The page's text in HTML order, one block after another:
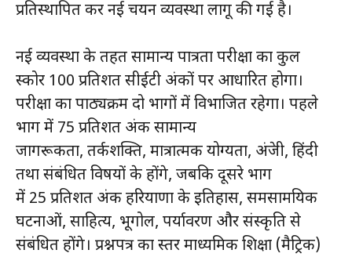
प्रतिस्थापित कर नई चयन व्यवस्था लागू की गई है।
नई व्यवस्था के तहत सामान्य पात्रता परीक्षा का कुल
स्कोर 100 प्रतिशत सीईटी अंकों पर आधारित होगा।
परीक्षा का पाठ्यक्रम दो भागों में विभाजित रहेगा। पहले
भाग में 75 प्रतिशत अंक सामान्य
जागरूकता, तर्कशक्ति, मात्रात्मक योग्यता, अंग्रेजी, हिंदी
तथा संबंधित विषयों के होंगे, जबकि दूसरे भाग
में 25 प्रतिशत अंक हरियाणा के इतिहास, समसामयिक
घटनाओं, साहित्य, भूगोल, पर्यावरण और संस्कृति से
संबंधित होंगे। प्रश्नपत्र का स्तर माध्यमिक शिक्षा (मैट्रिक)